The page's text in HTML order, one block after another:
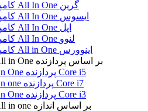
کامپیوتر All In One گرین
کامپیوتر All In One ایسوس
کامپیوتر All In One اپل
کامپیوتر All In One لنوو
کامپیوتر All in One اینوورس
کامپیوتر All in One بر اساس پردازنده
All in One پردازنده Core i5
All in one پردازنده Core i7
All in One پردازنده Core i3
کامپیوتر All in one بر اساس اندازه